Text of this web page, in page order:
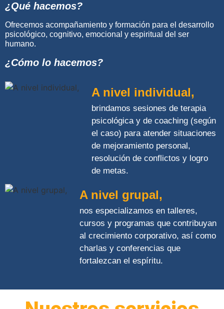
¿Qué hacemos?
Ofrecemos acompañamiento y formación para el desarrollo
psicológico, cognitivo, emocional y espiritual del ser
humano.
¿Cómo lo hacemos?
A nivel individual,
brindamos sesiones de terapia
psicológica y de coaching (según
el caso) para atender situaciones
de mejoramiento personal,
resolución de conflictos y logro
de metas.
A nivel grupal,
nos especializamos en talleres,
cursos y programas que contribuyan
al crecimiento corporativo, así como
charlas y conferencias que
fortalezcan el espíritu.